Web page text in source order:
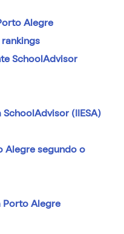
Alegre
SchoolAdvisor
(IIESA)
Alegre segundo o
Porto Alegre